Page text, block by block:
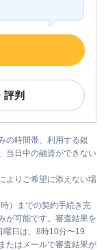
評判
の時間帯、利用する銀
当日中の融資ができない
よりご希望に添えない場
）までの契約手続き完
が可能です。審査結果を
日は、8時10分〜19
たはメールで審査結果が